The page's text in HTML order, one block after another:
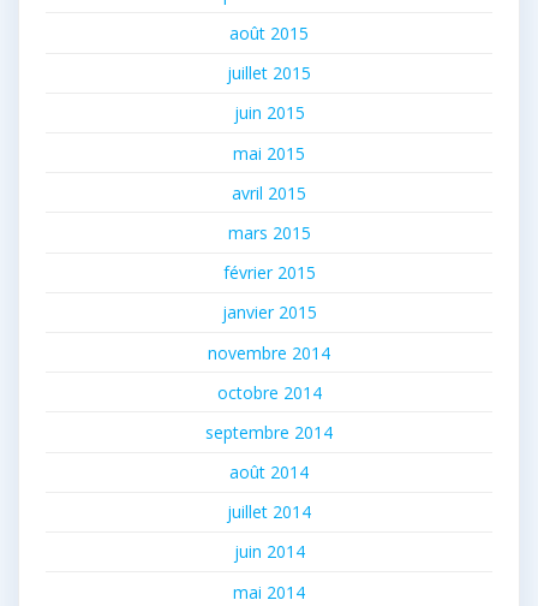
août 2015
juillet 2015
juin 2015
mai 2015
avril 2015
mars 2015
février 2015
janvier 2015
novembre 2014
octobre 2014
septembre 2014
août 2014
juillet 2014
juin 2014
mai 2014